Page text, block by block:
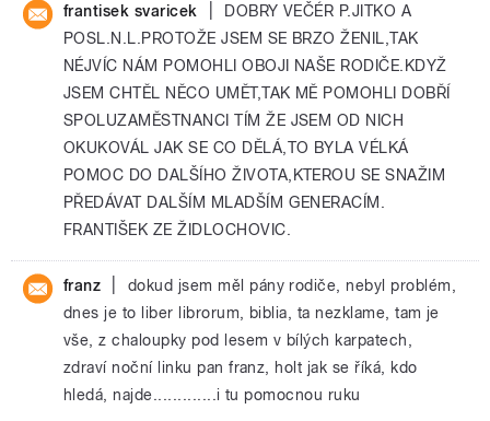
frantisek svaricek
DOBRY VEČÉR P.JITKO A
POSL.N.L.PROTOŽE JSEM SE BRZO ŽENIL,TAK
NÉJVÍC NÁM POMOHLI OBOJI NAŠE RODIČE.KDYŽ
JSEM CHTĚL NĚCO UMĚT,TAK MĚ POMOHLI DOBŘÍ
SPOLUZAMĚSTNANCI TÍM ŽE JSEM OD NICH
OKUKOVÁL JAK SE CO DĚLÁ,TO BYLA VÉLKÁ
POMOC DO DALŠÍHO ŽIVOTA,KTEROU SE SNAŽIM
PŘEDÁVAT DALŠÍM MLADŠÍM GENERACÍM.
FRANTIŠEK ZE ŽIDLOCHOVIC.
franz
dokud jsem měl pány rodiče, nebyl problém,
dnes je to liber librorum, biblia, ta nezklame, tam je
vše, z chaloupky pod lesem v bílých karpatech,
zdraví noční linku pan franz, holt jak se říká, kdo
hledá, najde.............i tu pomocnou ruku